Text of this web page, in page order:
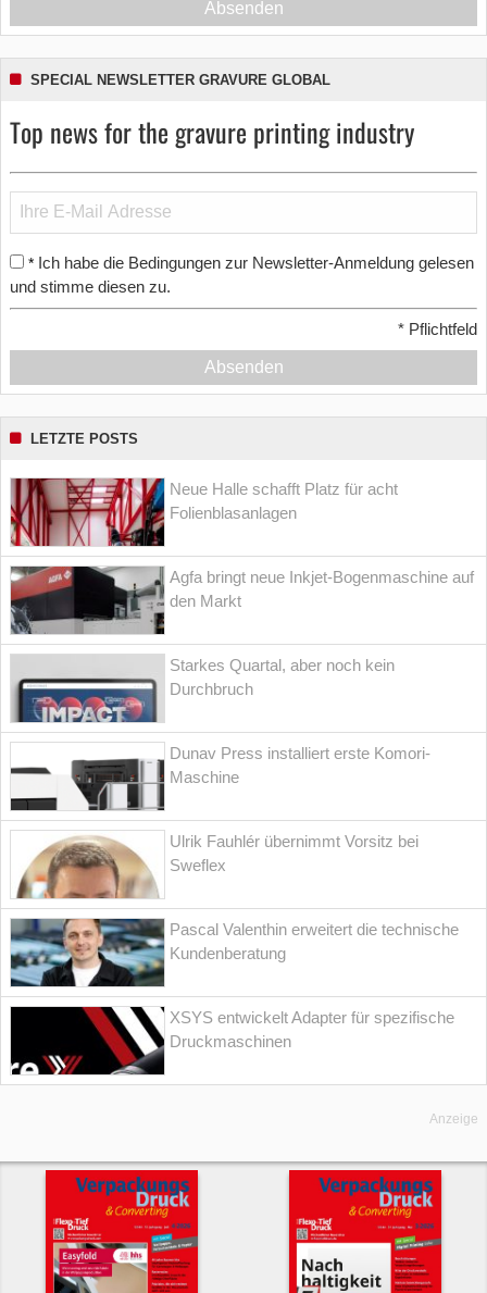
Absenden
SPECIAL NEWSLETTER GRAVURE GLOBAL
Top news for the gravure printing industry
* Ich habe die Bedingungen zur Newsletter-Anmeldung gelesen
und stimme diesen zu.
* Pflichtfeld
Absenden
LETZTE POSTS
Neue Halle schafft Platz für acht
Folienblasanlagen
Agfa bringt neue Inkjet-Bogenmaschine auf
den Markt
Starkes Quartal, aber noch kein
Durchbruch
Dunav Press installiert erste Komori-
Maschine
Ulrik Fauhlér übernimmt Vorsitz bei
Sweflex
Pascal Valenthin erweitert die technische
Kundenberatung
XSYS entwickelt Adapter für spezifische
Druckmaschinen
Anzeige